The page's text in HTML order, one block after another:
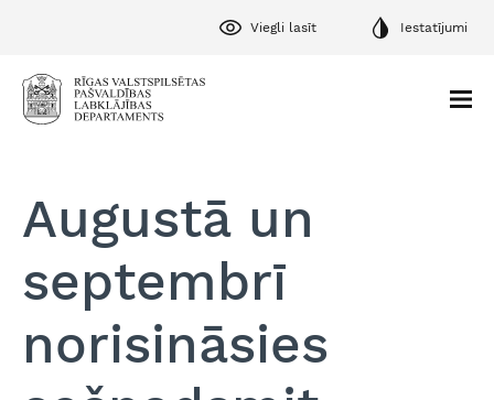
Viegli lasīt Iestatījumi
Augustā un
septembrī
norisināsies